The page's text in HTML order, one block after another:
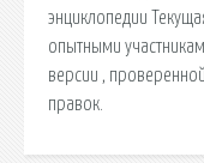
энциклопедии
опытными
версии ,
правок.